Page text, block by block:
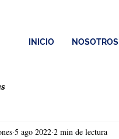
INICIO NOSOTROS
5 ago 2022 2 min de lectura